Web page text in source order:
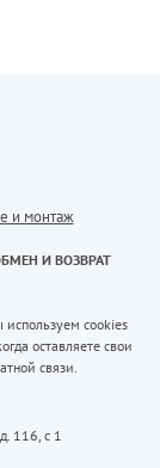
и монтаж
И ВОЗВРАТ
используем cookies
оставляете свои
связи.
116, с 1